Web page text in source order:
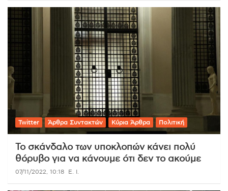
Twitter Άρθρα Συντακτών Κύρια Άρθρα Πολιτική
Το σκάνδαλο των υποκλοπών κάνει πολύ
θόρυβο για να κάνουμε ότι δεν το ακούμε
07/11/2022, 10:18 E. Ι.